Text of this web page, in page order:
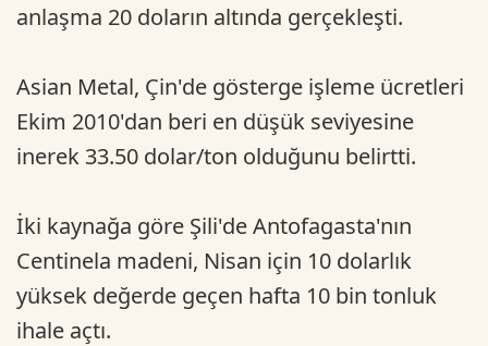
anlaşma 20 doların altında gerçekleşti.
Asian Metal, Çin'de gösterge işleme ücretleri
Ekim 2010'dan beri en düşük seviyesine
inerek 33.50 dolar/ton olduğunu belirtti.
İki kaynağa göre Şili'de Antofagasta'nın
Centinela madeni, Nisan için 10 dolarlık
yüksek değerde geçen hafta 10 bin tonluk
ihale açtı.